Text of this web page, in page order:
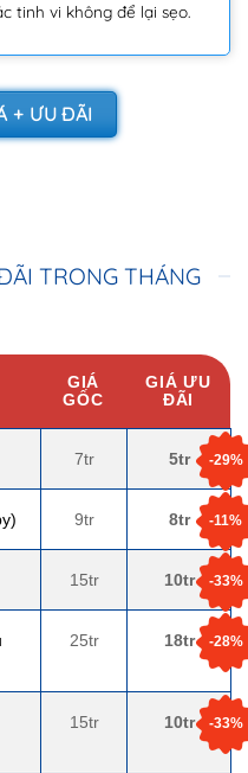
tinh vi không để lại sẹo.
+ ƯU ĐÃI
TRONG THÁNG
GIÁ
GỐC
GIÁ ƯU
ĐÃI
7tr 5tr -29%
9tr 8tr -11%
15tr 10tr -33%
25tr 18tr -28%
15tr 10tr -33%